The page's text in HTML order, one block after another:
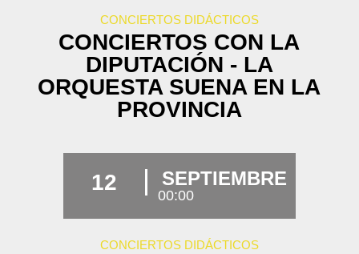
CONCIERTOS DIDÁCTICOS
CONCIERTOS CON LA
DIPUTACIÓN - LA
ORQUESTA SUENA EN LA
PROVINCIA
12 SEPTIEMBRE
00:00
CONCIERTOS DIDÁCTICOS